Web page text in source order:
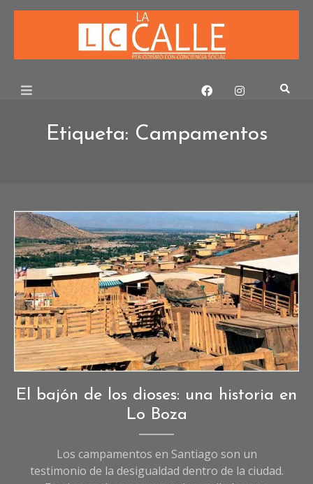
Skip
Etiqueta: Campamentos
(Imagen referencial). Créditos: Jorge Nazer, UC.cl
Crónicas,
Crónicas
El bajón de los dioses: una historia en
Lo Boza
Los campamentos en Santiago son un
testimonio de la desigualdad dentro de la ciudad.